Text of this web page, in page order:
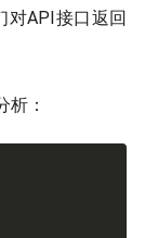
对API接口返回
：